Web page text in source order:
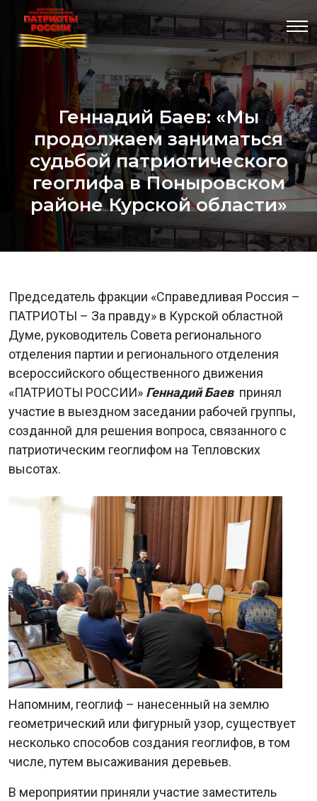
Геннадий Баев: «Мы
продолжаем заниматься
судьбой патриотического
геоглифа в Поныровском
районе Курской области»
Председатель фракции «Справедливая Россия –
ПАТРИОТЫ – За правду» в Курской областной
Думе, руководитель Совета регионального
отделения партии и регионального отделения
всероссийского общественного движения
«ПАТРИОТЫ РОССИИ» Геннадий Баев принял
участие в выездном заседании рабочей группы,
созданной для решения вопроса, связанного с
патриотическим геоглифом на Тепловских
высотах.
Напомним, геоглиф – нанесенный на землю
геометрический или фигурный узор, существует
несколько способов создания геоглифов, в том
числе, путем высаживания деревьев.
В мероприятии приняли участие заместитель